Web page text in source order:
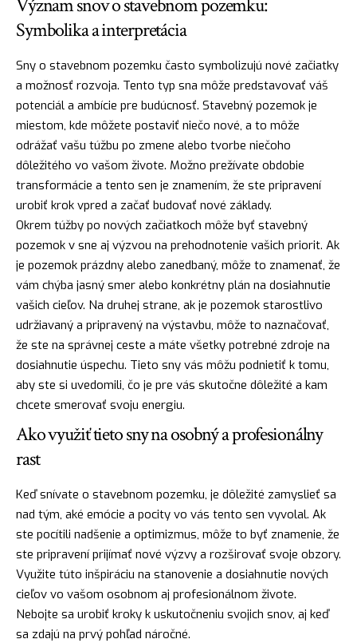
Symbolika a interpretácia
Sny o stavebnom pozemku často symbolizujú nové začiatky
a možnosť rozvoja. Tento typ sna môže predstavovať váš
potenciál a ambície pre budúcnosť. Stavebný pozemok je
miestom, kde môžete postaviť niečo nové, a to môže
odrážať vašu túžbu po zmene alebo tvorbe niečoho
dôležitého vo vašom živote. Možno prežívate obdobie
transformácie a tento sen je znamením, že ste pripravení
urobiť krok vpred a začať budovať nové základy.
Okrem túžby po nových začiatkoch môže byť stavebný
pozemok v sne aj výzvou na prehodnotenie vašich priorit. Ak
je pozemok prázdny alebo zanedbaný, môže to znamenať, že
vám chýba jasný smer alebo konkrétny plán na dosiahnutie
vašich cieľov. Na druhej strane, ak je pozemok starostlivo
udržiavaný a pripravený na výstavbu, môže to naznačovať,
že ste na správnej ceste a máte všetky potrebné zdroje na
dosiahnutie úspechu. Tieto sny vás môžu podnietiť k tomu,
aby ste si uvedomili, čo je pre vás skutočne dôležité a kam
chcete smerovať svoju energiu.
Ako využiť tieto sny na osobný a profesionálny
rast
Keď snívate o stavebnom pozemku, je dôležité zamyslieť sa
nad tým, aké emócie a pocity vo vás tento sen vyvolal. Ak
ste pocítili nadšenie a optimizmus, môže to byť znamenie, že
ste pripravení prijímať nové výzvy a rozširovať svoje obzory.
Využite túto inšpiráciu na stanovenie a dosiahnutie nových
cieľov vo vašom osobnom aj profesionálnom živote.
Nebojte sa urobiť kroky k uskutočneniu svojich snov, aj keď
sa zdajú na prvý pohľad náročné.